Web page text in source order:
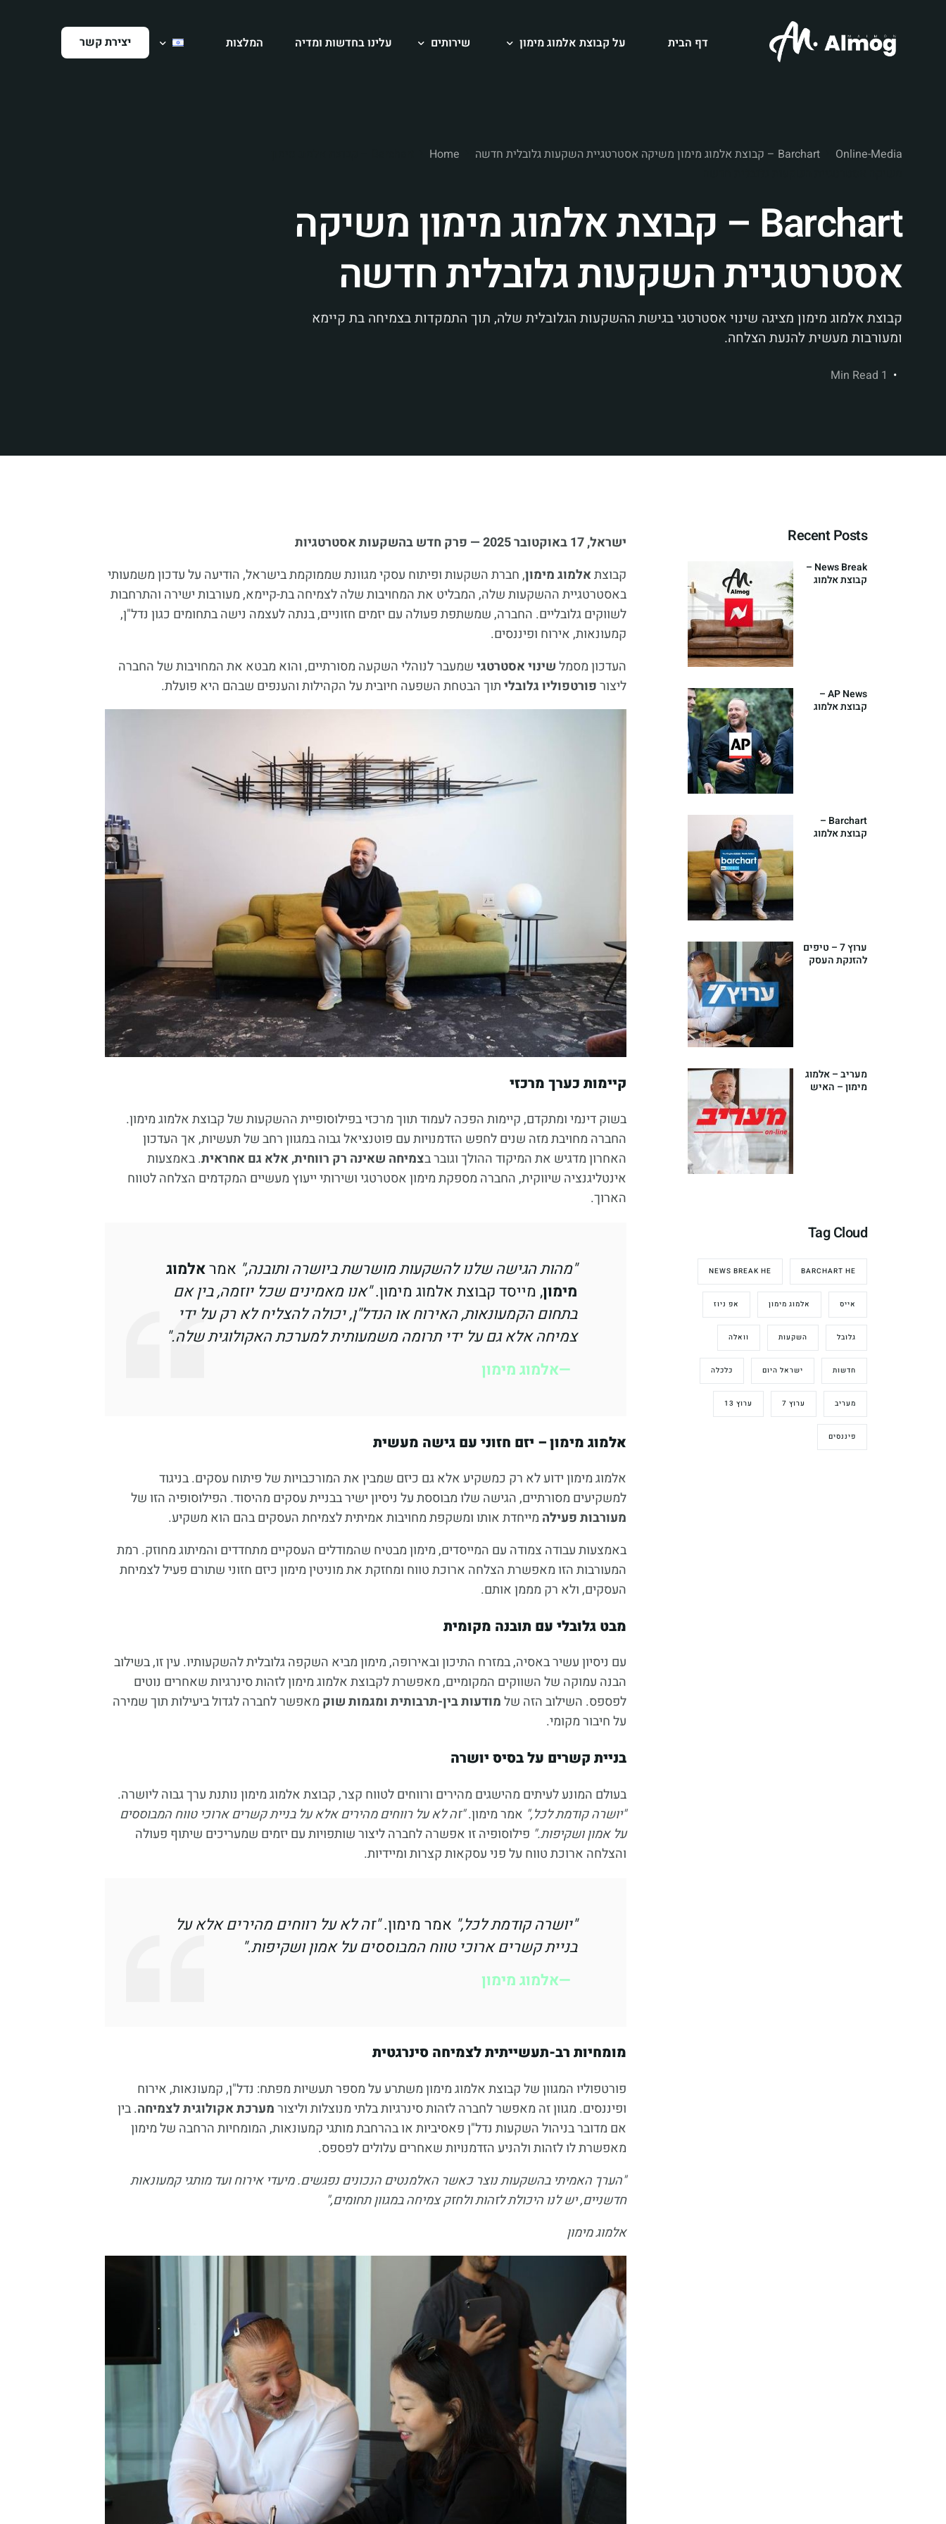
דף הבית על קבוצת אלמוג מימון
הצוות סופרסטאר שלנו
שירותים
השקעות ומימון
ייעוץ עסקי
עלינו בחדשות ומדיה המלצות יצירת קשר
Home Barchart – קבוצת אלמוג מימון משיקה אסטרטגיית השקעות גלובלית חדשה Online-Media
Barchart – קבוצת אלמוג מימון משיקה
אסטרטגיית השקעות גלובלית חדשה
קבוצת אלמוג מימון מציגה שינוי אסטרטגי בגישת ההשקעות הגלובלית שלה, תוך התמקדות בצמיחה בת קיימא
ומעורבות מעשית להנעת הצלחה.
1 Min Read
ישראל, 17 באוקטובר 2025 — פרק חדש בהשקעות אסטרטגיות
קבוצתאלמוג מימון, חברת השקעות ופיתוח עסקי מגוונת שממוקמת בישראל, הודיעה על עדכון משמעותי
באסטרטגיית ההשקעות שלה, המבליט את המחויבות שלה לצמיחה בת-קיימא, מעורבות ישירה והתרחבות
לשווקים גלובליים. החברה, שמשתפת פעולה עם יזמים חזוניים, בנתה לעצמה נישה בתחומים כגון נדל"ן,
קמעונאות, אירוח ופיננסים.
העדכון מסמלשינוי אסטרטגישמעבר לנוהלי השקעה מסורתיים, והוא מבטא את המחויבות של החברה
ליצורפורטפוליו גלובליתוך הבטחת השפעה חיובית על הקהילות והענפים שבהם היא פועלת.
קיימות כערך מרכזי
בשוק דינמי ומתקדם, קיימות הפכה לעמוד תווך מרכזי בפילוסופיית ההשקעות של קבוצת אלמוג מימון.
החברה מחויבת מזה שנים לחפש הזדמנויות עם פוטנציאל גבוה במגוון רחב של תעשיות, אך העדכון
האחרון מדגיש את המיקוד ההולך וגובר בצמיחה שאינה רק רווחית, אלא גם אחראית. באמצעות
אינטליגנציה שיווקית, החברה מספקת מימון אסטרטגי ושירותי ייעוץ מעשיים המקדמים הצלחה לטווח
הארוך.
"מהות הגישה שלנו להשקעות מושרשת ביושרה ותובנה," אמראלמוג
מימון, מייסד קבוצת אלמוג מימון."אנו מאמינים שכל יוזמה, בין אם
בתחום הקמעונאות, האירוח או הנדל"ן, יכולה להצליח לא רק על ידי
צמיחה אלא גם על ידי תרומה משמעותית למערכת האקולוגית שלה."
אלמוג מימון
אלמוג מימון – יזם חזוני עם גישה מעשית
אלמוג מימון ידוע לא רק כמשקיע אלא גם כיזם שמבין את המורכבויות של פיתוח עסקים. בניגוד
למשקיעים מסורתיים, הגישה שלו מבוססת על ניסיון ישיר בבניית עסקים מהיסוד. הפילוסופיה הזו של
מעורבות פעילה מייחדת אותו ומשקפת מחויבות אמיתית לצמיחת העסקים בהם הוא משקיע.
באמצעות עבודה צמודה עם המייסדים, מימון מבטיח שהמודלים העסקיים מתחדדים והמיתוג מחוזק. רמת
המעורבות הזו מאפשרת הצלחה ארוכת טווח ומחזקת את מוניטין מימון כיזם חזוני שתורם פעיל לצמיחת
העסקים, ולא רק מממן אותם.
מבט גלובלי עם תובנה מקומית
עם ניסיון עשיר באסיה, במזרח התיכון ובאירופה, מימון מביא השקפה גלובלית להשקעותיו. עין זו, בשילוב
הבנה עמוקה של השווקים המקומיים, מאפשרת לקבוצת אלמוג מימון לזהות סינרגיות שאחרים נוטים
לפספס. השילוב הזה שלמודעות בין-תרבותית ומגמות שוק מאפשר לחברה לגדול ביעילות תוך שמירה
על חיבור מקומי.
בניית קשרים על בסיס יושרה
בעולם המונע לעיתים מהישגים מהירים ורווחים לטווח קצר, קבוצת אלמוג מימון נותנת ערך גבוה ליושרה.
"יושרה קודמת לכל," אמר מימון."זה לא על רווחים מהירים אלא על בניית קשרים ארוכי טווח המבוססים
על אמון ושקיפות." פילוסופיה זו אפשרה לחברה ליצור שותפויות עם יזמים שמעריכים שיתוף פעולה
והצלחה ארוכת טווח על פני עסקאות קצרות ומיידיות.
"יושרה קודמת לכל," אמר מימון."זה לא על רווחים מהירים אלא על
בניית קשרים ארוכי טווח המבוססים על אמון ושקיפות."
אלמוג מימון
מומחיות רב-תעשייתית לצמיחה סינרגטית
פורטפוליו המגוון של קבוצת אלמוג מימון משתרע על מספר תעשיות מפתח: נדל"ן, קמעונאות, אירוח
ופיננסים. מגוון זה מאפשר לחברה לזהות סינרגיות בלתי מנוצלות וליצורמערכת אקולוגית לצמיחה. בין
אם מדובר בניהול השקעות נדל"ן פאסיביות או בהרחבת מותגי קמעונאות, המומחיות הרחבה של מימון
מאפשרת לו לזהות ולהניע הזדמנויות שאחרים עלולים לפספס.
"הערך האמיתי בהשקעות נוצר כאשר האלמנטים הנכונים נפגשים. מיעדי אירוח ועד מותגי קמעונאות
חדשניים, יש לנו היכולת לזהות ולחזק צמיחה במגוון תחומים,"
אלמוג מימון
Recent Posts
News Break –
קבוצת אלמוג
AP News –
קבוצת אלמוג
Barchart –
קבוצת אלמוג
ערוץ 7 – טיפים
להזנקת העסק
מעריב – אלמוג
מימון – האיש
Tag Cloud
BARCHART HE
NEWS BREAK HE
אייס אלמוג מימון אפ ניוז
גלובל השקעות וואלה
חדשות ישראל היום כלכלה
מעריב ערוץ 7 ערוץ 13
פיננסים